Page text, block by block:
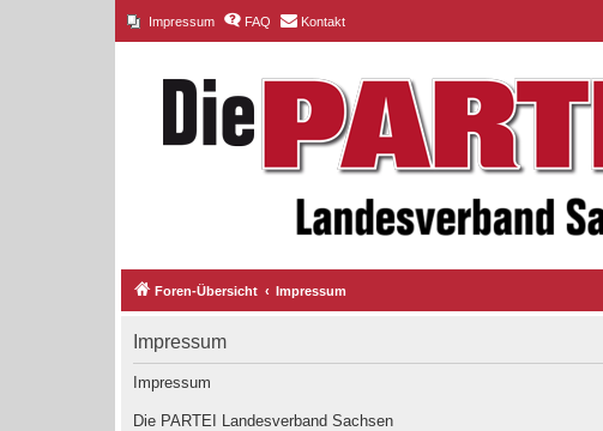
Impressum FAQ Kontakt
Foren-Übersicht Impressum
Impressum
Impressum
Die PARTEI Landesverband Sachsen